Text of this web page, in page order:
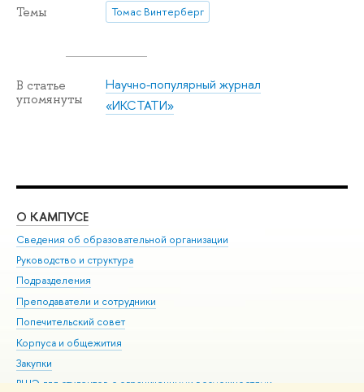
Темы Томас Винтерберг
В статье
упомянуты
Научно-популярный журнал
«ИКСТАТИ»
О КАМПУСЕ
Сведения об образовательной организации
Руководство и структура
Подразделения
Преподаватели и сотрудники
Попечительский совет
Корпуса и общежития
Закупки
ВШЭ для студентов с ограниченными возможностями